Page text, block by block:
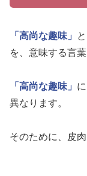
「高尚な趣味」
を、意味する言葉
「高尚な趣味」
異なります。
そのために、皮